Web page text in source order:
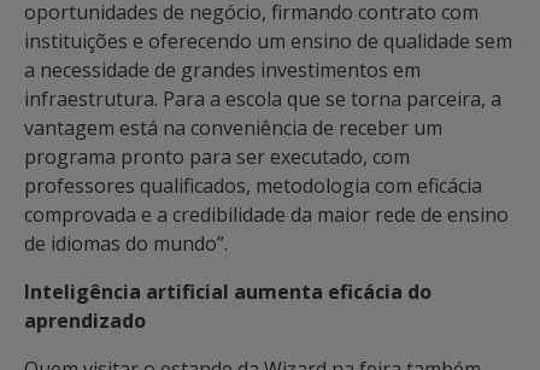
oportunidades de negócio, firmando contrato com
instituições e oferecendo um ensino de qualidade sem
a necessidade de grandes investimentos em
infraestrutura. Para a escola que se torna parceira, a
vantagem está na conveniência de receber um
programa pronto para ser executado, com
professores qualificados, metodologia com eficácia
comprovada e a credibilidade da maior rede de ensino
de idiomas do mundo”.
Inteligência artificial aumenta eficácia do
aprendizado